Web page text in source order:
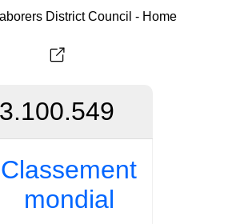
District Council - Home
3.100.549
Classement
mondial